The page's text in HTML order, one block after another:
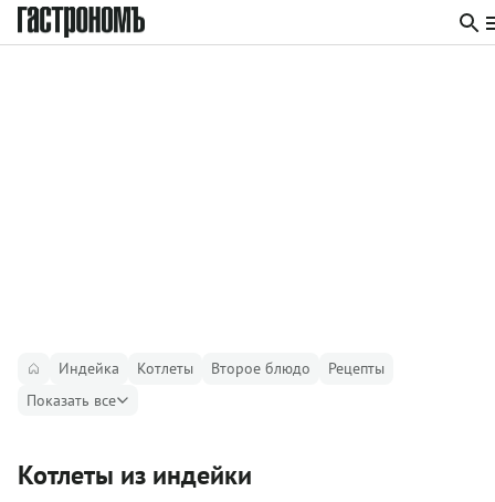
Индейка Котлеты Второе блюдо
Рецепты
Показать все
Котлеты из индейки